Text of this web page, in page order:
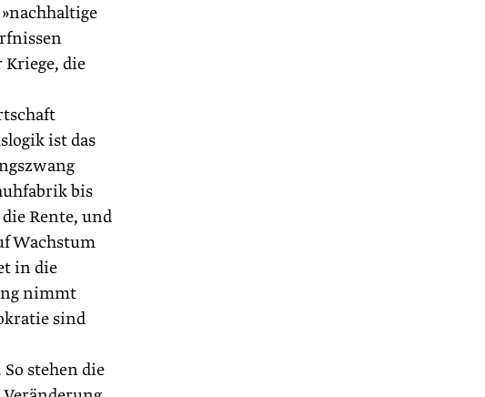
Kriege, die
ist das
bis
Rente, und
Wachstum
in die
nimmt
sind
stehen die